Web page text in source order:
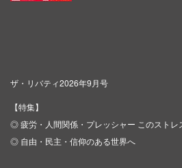
ザ・リバティ2026年9月号
【特集】
◎ 疲労・人間関係・プレッシャー このストレ
◎ 自由・民主・信仰のある世界へ